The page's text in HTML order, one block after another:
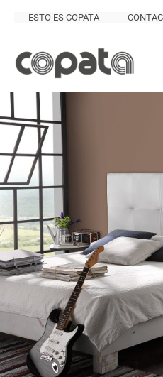
ESTO ES COPATA